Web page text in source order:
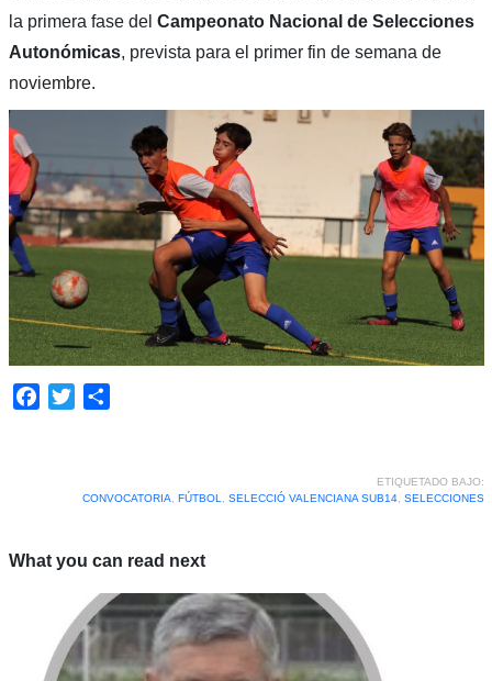
la primera fase del Campeonato Nacional de Selecciones
Autonómicas, prevista para el primer fin de semana de
noviembre.
Facebook
Twitter
ETIQUETADO BAJO:
CONVOCATORIA
FÚTBOL SELECCIÓ VALENCIANA SUB14, SELECCIONES
What you can read next